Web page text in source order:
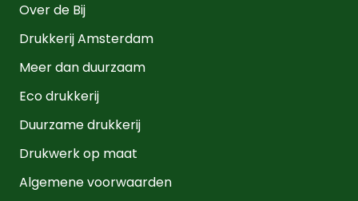
Over de Bij
Drukkerij Amsterdam
Meer dan duurzaam
Eco drukkerij
Duurzame drukkerij
Drukwerk op maat
Algemene voorwaarden